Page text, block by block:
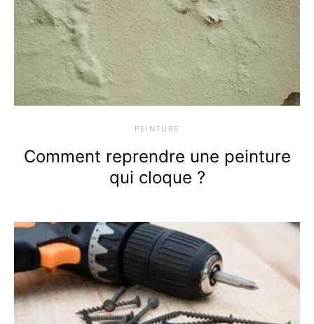
PEINTURE
Comment reprendre une peinture
qui cloque ?